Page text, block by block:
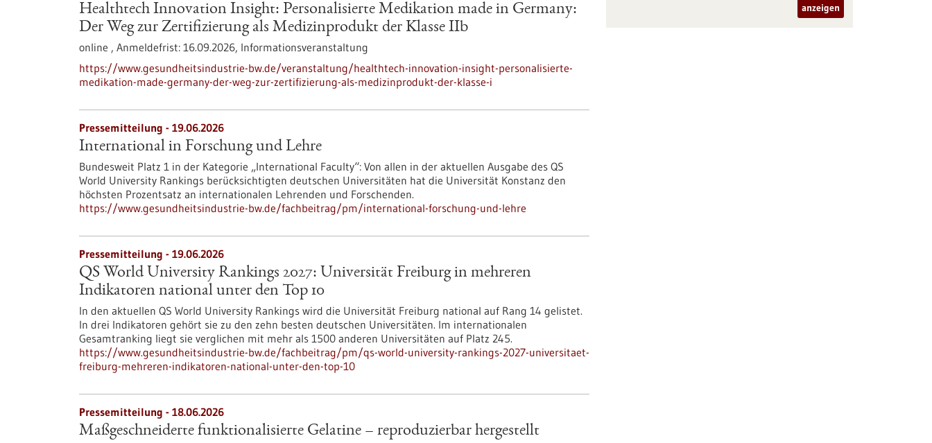
Healthtech Innovation Insight: Personalisierte Medikation made in Germany:
Der Weg zur Zertifizierung als Medizinprodukt der Klasse IIb
online , Anmeldefrist: 16.09.2026, Informationsveranstaltung
https://www.gesundheitsindustrie-bw.de/veranstaltung/healthtech-innovation-insight-personalisierte-
medikation-made-germany-der-weg-zur-zertifizierung-als-medizinprodukt-der-klasse-i
Pressemitteilung - 19.06.2026
International in Forschung und Lehre
Bundesweit Platz 1 in der Kategorie „International Faculty“: Von allen in der aktuellen Ausgabe des QS
World University Rankings berücksichtigten deutschen Universitäten hat die Universität Konstanz den
höchsten Prozentsatz an internationalen Lehrenden und Forschenden.
https://www.gesundheitsindustrie-bw.de/fachbeitrag/pm/international-forschung-und-lehre
Pressemitteilung - 19.06.2026
QS World University Rankings 2027: Universität Freiburg in mehreren
Indikatoren national unter den Top 10
In den aktuellen QS World University Rankings wird die Universität Freiburg national auf Rang 14 gelistet.
In drei Indikatoren gehört sie zu den zehn besten deutschen Universitäten. Im internationalen
Gesamtranking liegt sie verglichen mit mehr als 1500 anderen Universitäten auf Platz 245.
https://www.gesundheitsindustrie-bw.de/fachbeitrag/pm/qs-world-university-rankings-2027-universitaet-
freiburg-mehreren-indikatoren-national-unter-den-top-10
Pressemitteilung - 18.06.2026
Maßgeschneiderte funktionalisierte Gelatine – reproduzierbar hergestellt
anzeigen